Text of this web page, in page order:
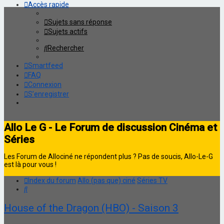
Accès rapide
Sujets sans réponse
Sujets actifs
Rechercher
Smartfeed
FAQ
Connexion
S’enregistrer
Allo Le G - Le Forum de discussion Cinéma et
Séries
Les Forum de Allociné ne répondent plus ? Pas de soucis, Allo-Le-G
est là pour vous !
Index du forum Allo (pas que) ciné Séries TV
Rechercher
House of the Dragon (HBO) - Saison 3